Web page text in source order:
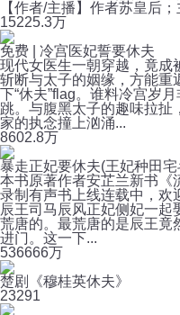
【作者/主播】作者苏皇后
15225.3万
免费 | 冷宫医妃誓要休夫
现代女医生一朝穿越，竟成
斩断与太子的姻缘，方能重
下“休夫”flag。谁料冷宫岁
跳。与腹黑太子的趣味拉扯
家的执念撞上汹涌...
8602.8万
暴走正妃要休夫(王妃种田
本书原著作者安芷兰新书《
录制有声书上线连载中，欢
辰王司马辰风正妃侧妃一起
荒唐的。最荒唐的是辰王竟
进门。这一下...
536666万
楚剧《穆桂英休夫》
23291